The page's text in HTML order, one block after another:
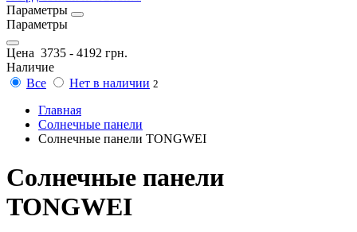
Параметры
Параметры
Цена 3735 - 4192 грн.
Наличие
Все
Нет в наличии 2
Главная
Солнечные панели
Солнечные панели TONGWEI
Солнечные панели
TONGWEI